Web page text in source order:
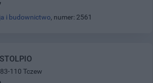
i budownictwo, numer: 2561
110 Tczew